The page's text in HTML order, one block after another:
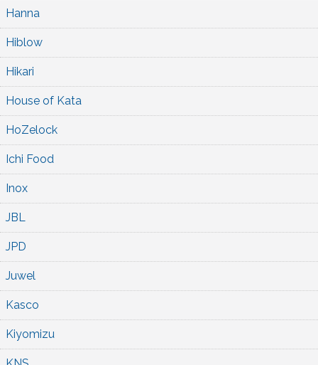
Hanna
Hiblow
Hikari
House of Kata
HoZelock
Ichi Food
Inox
JBL
JPD
Juwel
Kasco
Kiyomizu